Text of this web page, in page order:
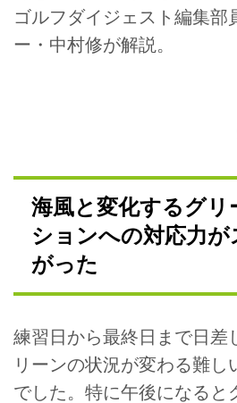
ゴルフダイジェスト編集部
ー・中村修が解説。
海風と変化するグリ
ションへの対応力
がった
練習日から最終日まで日差
リーンの状況が変わる難し
でした。特に午後になると